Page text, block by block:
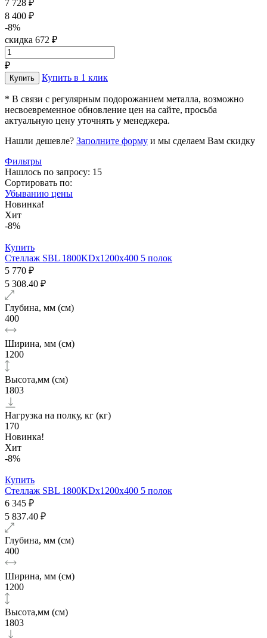
7 728 ₽
8 400 ₽
-8%
скидка 672 ₽
₽
Купить в 1 клик
* В связи с регулярным подорожанием металла, возможно
несвоевременное обновление цен на сайте, просьба
актуальную цену уточнять у менеджера.
Нашли дешевле? Заполните форму и мы сделаем Вам скидку
Фильтры
Нашлось по запросу: 15
Сортировать по:
Убыванию цены
Новинка!
Хит
-8%
Купить
Стеллаж SBL 1800KDх1200x400 5 полок
5 770 ₽
5 308.40 ₽
Глубина, мм (см)
400
Ширина, мм (см)
1200
Высота,мм (см)
1803
Нагрузка на полку, кг (кг)
170
Новинка!
Хит
-8%
Купить
Стеллаж SBL 1800KDх1200x400 5 полок
6 345 ₽
5 837.40 ₽
Глубина, мм (см)
400
Ширина, мм (см)
1200
Высота,мм (см)
1803